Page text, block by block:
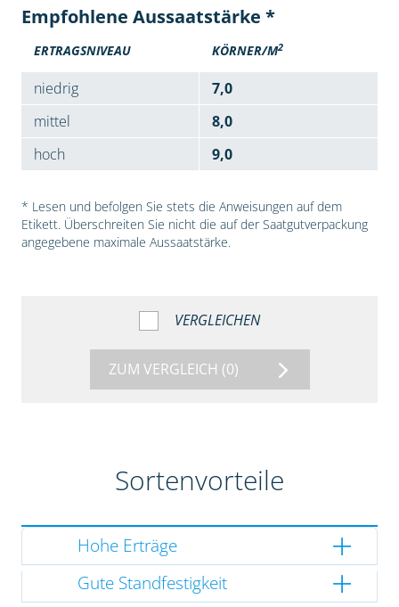
Empfohlene Aussaatstärke *
ERTRAGSNIVEAU KÖRNER/M2
niedrig
7,0
mittel
8,0
hoch
9,0
* Lesen und befolgen Sie stets die Anweisungen auf dem
Etikett. Überschreiten Sie nicht die auf der Saatgutverpackung
angegebene maximale Aussaatstärke.
VERGLEICHEN
ZUM VERGLEICH (0)
Sortenvorteile
Hohe Erträge
Gute Standfestigkeit